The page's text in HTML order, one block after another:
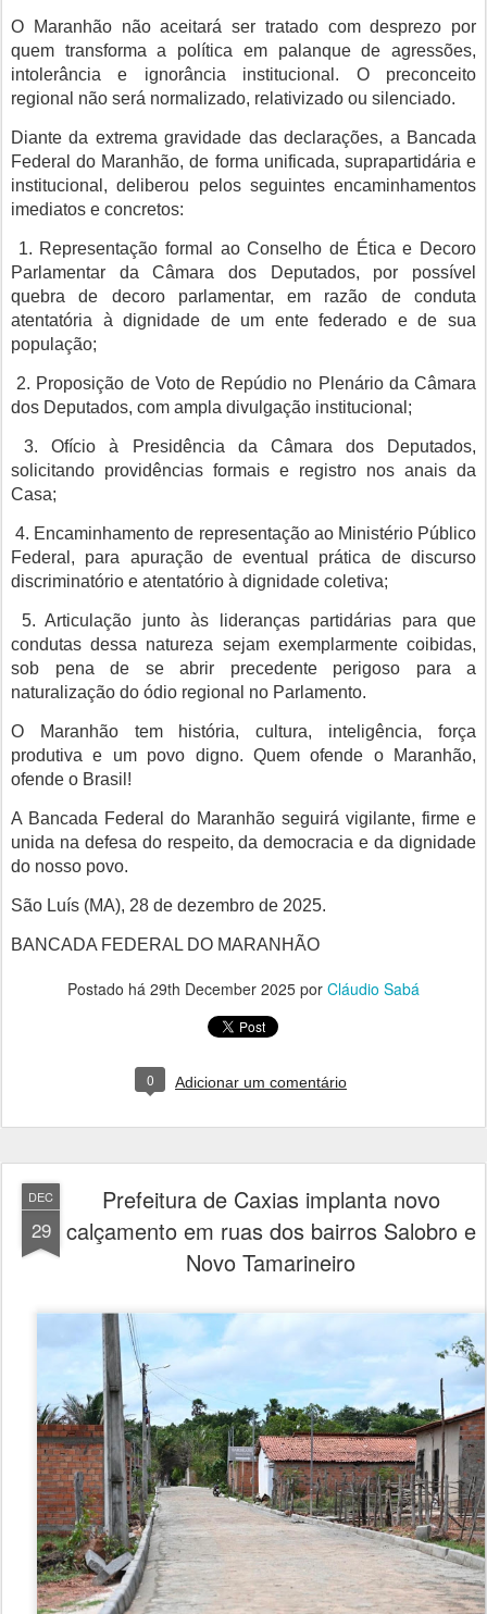
O Maranhão não aceitará ser tratado com desprezo por
quem transforma a política em palanque de agressões,
intolerância e ignorância institucional. O preconceito
regional não será normalizado, relativizado ou silenciado.
Diante da extrema gravidade das declarações, a Bancada
Federal do Maranhão, de forma unificada, suprapartidária e
institucional, deliberou pelos seguintes encaminhamentos
imediatos e concretos:
1. Representação formal ao Conselho de Ética e Decoro
Parlamentar da Câmara dos Deputados, por possível
quebra de decoro parlamentar, em razão de conduta
atentatória à dignidade de um ente federado e de sua
população;
2. Proposição de Voto de Repúdio no Plenário da Câmara
dos Deputados, com ampla divulgação institucional;
3. Ofício à Presidência da Câmara dos Deputados,
solicitando providências formais e registro nos anais da
Casa;
4. Encaminhamento de representação ao Ministério Público
Federal, para apuração de eventual prática de discurso
discriminatório e atentatório à dignidade coletiva;
5. Articulação junto às lideranças partidárias para que
condutas dessa natureza sejam exemplarmente coibidas,
sob pena de se abrir precedente perigoso para a
naturalização do ódio regional no Parlamento.
O Maranhão tem história, cultura, inteligência, força
produtiva e um povo digno. Quem ofende o Maranhão,
ofende o Brasil!
A Bancada Federal do Maranhão seguirá vigilante, firme e
unida na defesa do respeito, da democracia e da dignidade
do nosso povo.
São Luís (MA), 28 de dezembro de 2025.
BANCADA FEDERAL DO MARANHÃO
Postado há 29th December 2025 por Cláudio Sabá
0 Adicionar um comentário
DEC
29
Prefeitura de Caxias implanta novo
calçamento em ruas dos bairros Salobro e
Novo Tamarineiro